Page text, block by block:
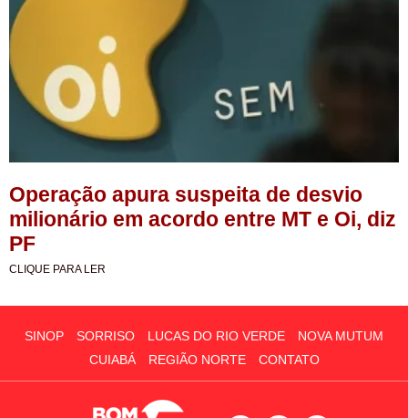
Operação apura suspeita de desvio
milionário em acordo entre MT e Oi, diz
PF
CLIQUE PARA LER
SINOP SORRISO LUCAS DO RIO VERDE
NOVA MUTUM
CUIABÁ
REGIÃO NORTE CONTATO